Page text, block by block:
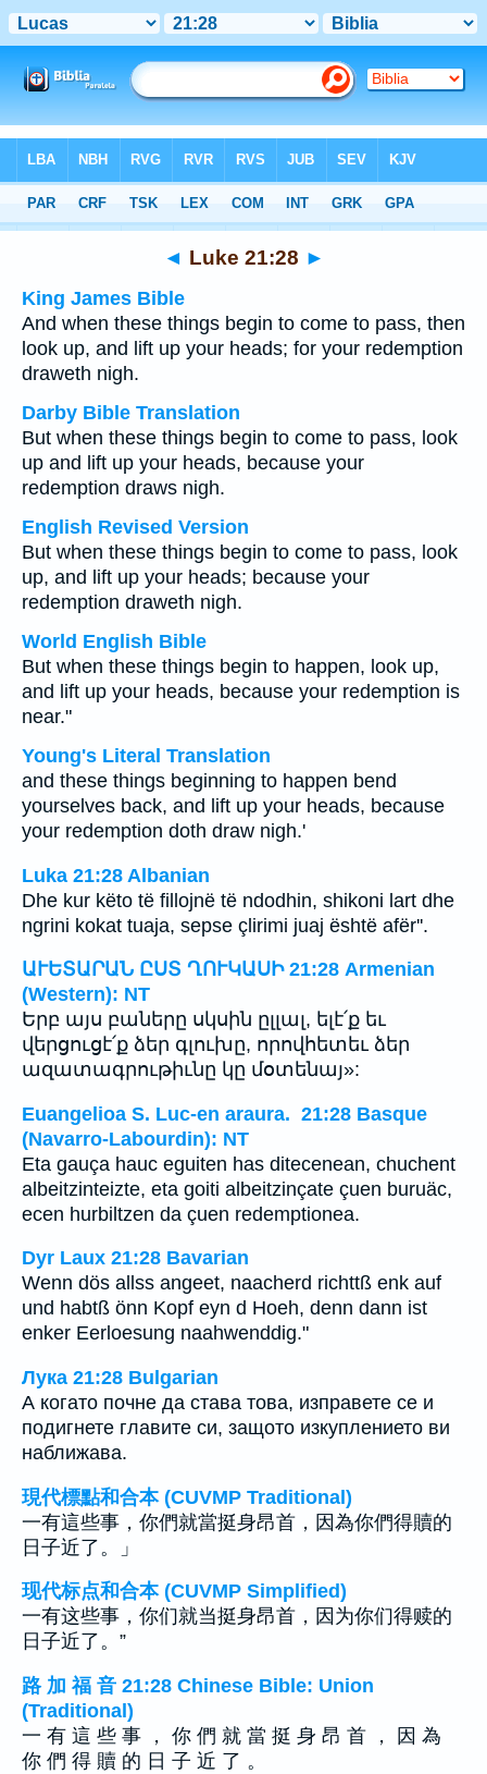
Multilingual > Luke 21:28
◄ Luke 21:28 ►
King James Bible
And when these things begin to come to pass, then
look up, and lift up your heads; for your redemption
draweth nigh.
Darby Bible Translation
But when these things begin to come to pass, look
up and lift up your heads, because your
redemption draws nigh.
English Revised Version
But when these things begin to come to pass, look
up, and lift up your heads; because your
redemption draweth nigh.
World English Bible
But when these things begin to happen, look up,
and lift up your heads, because your redemption is
near."
Young's Literal Translation
and these things beginning to happen bend
yourselves back, and lift up your heads, because
your redemption doth draw nigh.'
Luka 21:28 Albanian
Dhe kur këto të fillojnë të ndodhin, shikoni lart dhe
ngrini kokat tuaja, sepse çlirimi juaj është afër''.
ԱՒԵՏԱՐԱՆ ԸՍՏ ՂՈՒԿԱՍԻ 21:28 Armenian
(Western): NT
Երբ այս բաները սկսին ըլլալ, ելէ՛ք եւ
վերցուցէ՛ք ձեր գլուխը, որովհետեւ ձեր
ազատագրութիւնը կը մօտենայ»:
Euangelioa S. Luc-en araura. 21:28 Basque
(Navarro-Labourdin): NT
Eta gauça hauc eguiten has ditecenean, chuchent
albeitzinteizte, eta goiti albeitzinçate çuen buruäc,
ecen hurbiltzen da çuen redemptionea.
Dyr Laux 21:28 Bavarian
Wenn dös allss angeet, naacherd richttß enk auf
und habtß önn Kopf eyn d Hoeh, denn dann ist
enker Eerloesung naahwenddig."
Лука 21:28 Bulgarian
А когато почне да става това, изправете се и
подигнете главите си, защото изкуплението ви
наближава.
現代標點和合本 (CUVMP Traditional)
一有這些事，你們就當挺身昂首，因為你們得贖的
日子近了。」
现代标点和合本 (CUVMP Simplified)
一有这些事，你们就当挺身昂首，因为你们得赎的
日子近了。”
路 加 福 音 21:28 Chinese Bible: Union
(Traditional)
一 有 這 些 事 ， 你 們 就 當 挺 身 昂 首 ， 因 為
你 們 得 贖 的 日 子 近 了 。